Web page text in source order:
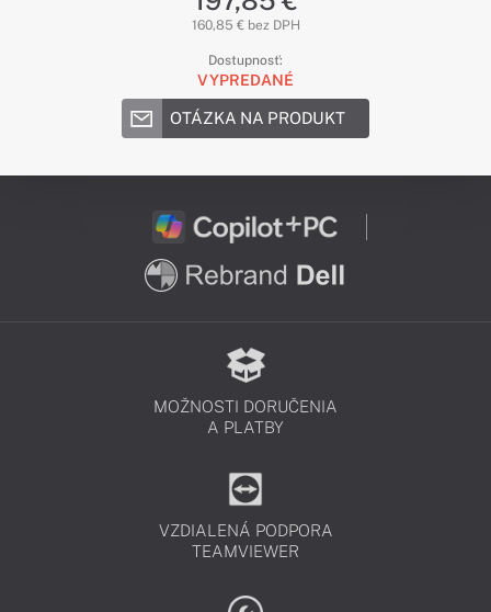
160,85 € bez DPH
Dostupnosť:
VYPREDANÉ
OTÁZKA NA PRODUKT
MOŽNOSTI DORUČENIA
A PLATBY
VZDIALENÁ PODPORA
TEAMVIEWER